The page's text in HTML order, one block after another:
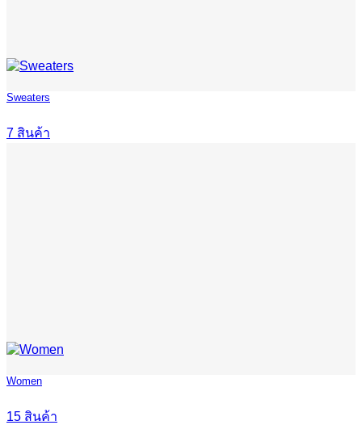
Sweaters
7 สินค้า
Women
15 สินค้า